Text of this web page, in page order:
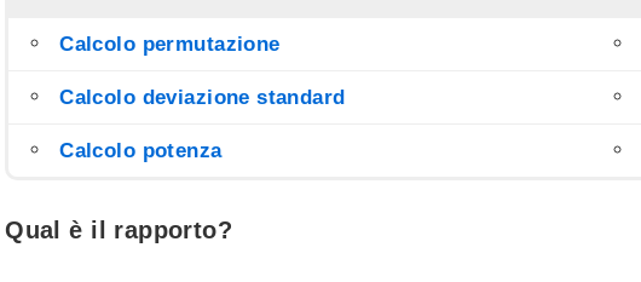
Calcolo permutazione
Calcolo deviazione standard
Calcolo potenza
Qual è il rapporto?